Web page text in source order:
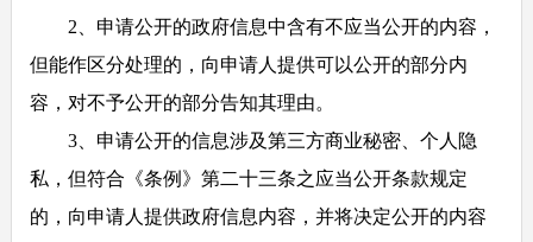
2 、申请公开的政府信息中含有不应当公开的内容，
但能作区分处理的，向申请人提供可以公开的部分内
容，对不予公开的部分告知其理由。
3、申请公开的信息涉及第三方商业秘密、个人隐
私，但符合《条例》第二十三条之应当公开条款规定
的，向申请人提供政府信息内容，并将决定公开的内容